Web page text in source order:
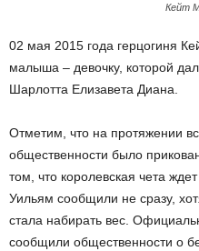
Кейт
02 мая 2015 года герцогиня
малыша – девочку, которой
Шарлотта Елизавета Диана.
Отметим, что на протяжении
общественности было
том, что королевская чета
Уильям сообщили не сразу,
стала набирать вес.
сообщили общественности о